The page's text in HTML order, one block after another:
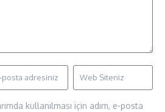
kullanılması için adım, e-posta